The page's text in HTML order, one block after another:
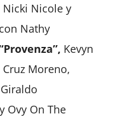
Nicki Nicole y
Nathy
Kevyn
Moreno,
Ovy On The